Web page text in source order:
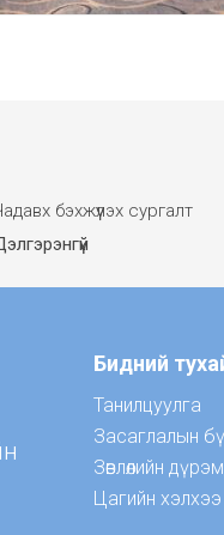
бэхжүүлэх сургалт
Бидний
Танилцуулга
Засаглалын
Зөвлөлийн
Цагийн хэлхээ